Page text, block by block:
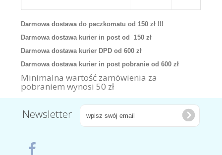
Darmowa dostawa do paczkomatu od 150 zł !!!
Darmowa dostawa kurier in post od 150 zł
Darmowa dostawa kurier DPD od 600 zł
Darmowa dostawa kurier in post pobranie od 600 zł
Minimalna wartość zamówienia za
pobraniem wynosi 50 zł
Newsletter